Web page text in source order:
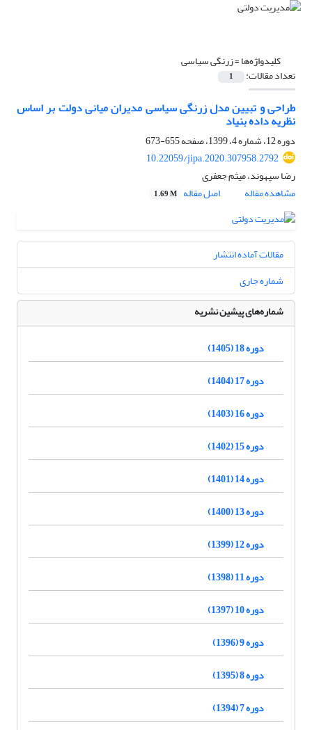
کلیدواژه‌ها =زرنگی سیاسی
تعداد مقالات: 1
طراحی و تبیین مدل زرنگی سیاسی مدیران میانی دولت بر اساس
نظریه داده بنیاد
دوره 12، شماره 4، 1399، صفحه
655-673
10.22059/jipa.2020.307958.2792
رضا سپهوند، میثم جعفری
مشاهده مقاله
اصل مقاله 1.69 M
مقالات آماده انتشار
شماره جاری
شماره‌های پیشین نشریه
دوره 18 (1405)
دوره 17 (1404)
دوره 16 (1403)
دوره 15 (1402)
دوره 14 (1401)
دوره 13 (1400)
دوره 12 (1399)
دوره 11 (1398)
دوره 10 (1397)
دوره 9 (1396)
دوره 8 (1395)
دوره 7 (1394)